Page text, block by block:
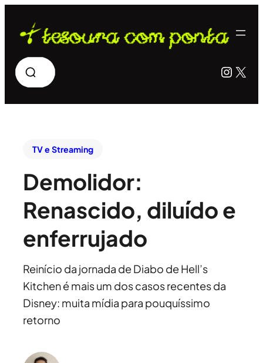
Pesquisar X
TV e Streaming
Demolidor:
Renascido, diluído e
enferrujado
Reinício da jornada de Diabo de Hell’s
Kitchen é mais um dos casos recentes da
Disney: muita mídia para pouquíssimo
retorno